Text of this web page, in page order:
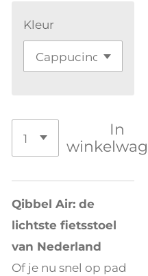
Kleur
In
Qibbel Air: de
lichtste fietsstoel
van Nederland
Of je nu snel op pad